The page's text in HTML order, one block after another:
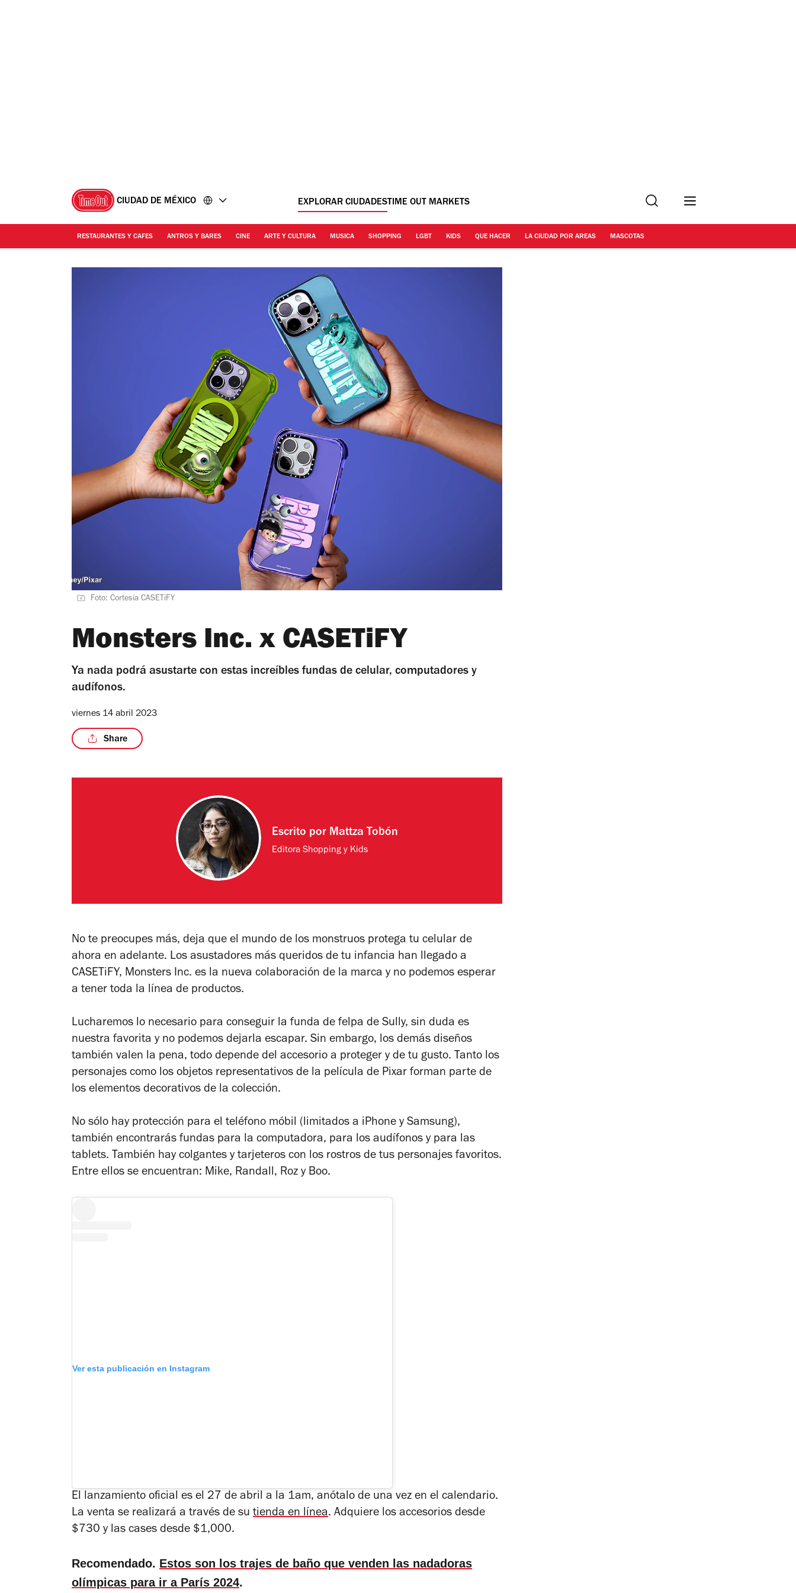
CIUDAD DE MÉXICO EXPLORAR CIUDADESTIME OUT MARKETS Buscar
RESTAURANTES Y CAFES ANTROS Y BARES CINE ARTE Y CULTURA MUSICA SHOPPING LGBT KIDS QUE HACER LA CIUDAD POR AREAS MASCOTAS
Foto: Cortesía CASETiFY
Monsters Inc. x CASETiFY
Ya nada podrá asustarte con estas increíbles fundas de celular, computadores y
audífonos.
viernes 14 abril 2023
Share
Escrito por Mattza Tobón
Editora Shopping y Kids
No te preocupes más, deja que el mundo de los monstruos protega tu celular de
ahora en adelante. Los asustadores más queridos de tu infancia han llegado a
CASETiFY, Monsters Inc. es la nueva colaboración de la marca y no podemos esperar
a tener toda la línea de productos.
Lucharemos lo necesario para conseguir la funda de felpa de Sully, sin duda es
nuestra favorita y no podemos dejarla escapar. Sin embargo, los demás diseños
también valen la pena, todo depende del accesorio a proteger y de tu gusto. Tanto los
personajes como los objetos representativos de la película de Pixar forman parte de
los elementos decorativos de la colección.
No sólo hay protección para el teléfono móbil (limitados a iPhone y Samsung),
también encontrarás fundas para la computadora, para los audífonos y para las
tablets. También hay colgantes y tarjeteros con los rostros de tus personajes favoritos.
Entre ellos se encuentran: Mike, Randall, Roz y Boo.
Ver esta publicación en Instagram
El lanzamiento oficial es el 27 de abril a la 1am, anótalo de una vez en el calendario.
La venta se realizará a través de su tienda en línea. Adquiere los accesorios desde
$730 y las cases desde $1,000.
Recomendado. Estos son los trajes de baño que venden las nadadoras
olímpicas para ir a París 2024.